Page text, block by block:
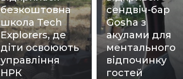
безкоштовна
школа Tech
Explorers, де
діти освоюють
управління
НРК
сендвіч-бар
Gosha з
акулами для
ментального
відпочинку
гостей